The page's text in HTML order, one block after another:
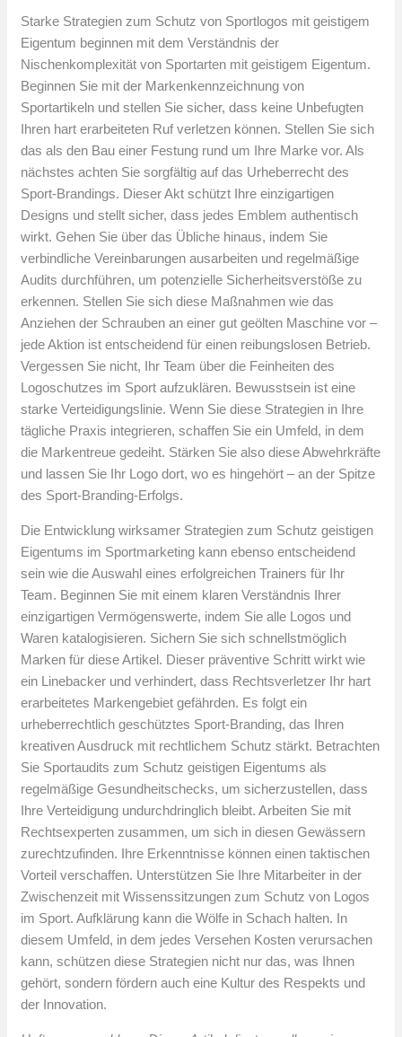
Starke Strategien zum Schutz von Sportlogos mit geistigem
Eigentum beginnen mit dem Verständnis der
Nischenkomplexität von Sportarten mit geistigem Eigentum.
Beginnen Sie mit der Markenkennzeichnung von
Sportartikeln und stellen Sie sicher, dass keine Unbefugten
Ihren hart erarbeiteten Ruf verletzen können. Stellen Sie sich
das als den Bau einer Festung rund um Ihre Marke vor. Als
nächstes achten Sie sorgfältig auf das Urheberrecht des
Sport-Brandings. Dieser Akt schützt Ihre einzigartigen
Designs und stellt sicher, dass jedes Emblem authentisch
wirkt. Gehen Sie über das Übliche hinaus, indem Sie
verbindliche Vereinbarungen ausarbeiten und regelmäßige
Audits durchführen, um potenzielle Sicherheitsverstöße zu
erkennen. Stellen Sie sich diese Maßnahmen wie das
Anziehen der Schrauben an einer gut geölten Maschine vor –
jede Aktion ist entscheidend für einen reibungslosen Betrieb.
Vergessen Sie nicht, Ihr Team über die Feinheiten des
Logoschutzes im Sport aufzuklären. Bewusstsein ist eine
starke Verteidigungslinie. Wenn Sie diese Strategien in Ihre
tägliche Praxis integrieren, schaffen Sie ein Umfeld, in dem
die Markentreue gedeiht. Stärken Sie also diese Abwehrkräfte
und lassen Sie Ihr Logo dort, wo es hingehört – an der Spitze
des Sport-Branding-Erfolgs.
Die Entwicklung wirksamer Strategien zum Schutz geistigen
Eigentums im Sportmarketing kann ebenso entscheidend
sein wie die Auswahl eines erfolgreichen Trainers für Ihr
Team. Beginnen Sie mit einem klaren Verständnis Ihrer
einzigartigen Vermögenswerte, indem Sie alle Logos und
Waren katalogisieren. Sichern Sie sich schnellstmöglich
Marken für diese Artikel. Dieser präventive Schritt wirkt wie
ein Linebacker und verhindert, dass Rechtsverletzer Ihr hart
erarbeitetes Markengebiet gefährden. Es folgt ein
urheberrechtlich geschütztes Sport-Branding, das Ihren
kreativen Ausdruck mit rechtlichem Schutz stärkt. Betrachten
Sie Sportaudits zum Schutz geistigen Eigentums als
regelmäßige Gesundheitschecks, um sicherzustellen, dass
Ihre Verteidigung undurchdringlich bleibt. Arbeiten Sie mit
Rechtsexperten zusammen, um sich in diesen Gewässern
zurechtzufinden. Ihre Erkenntnisse können einen taktischen
Vorteil verschaffen. Unterstützen Sie Ihre Mitarbeiter in der
Zwischenzeit mit Wissenssitzungen zum Schutz von Logos
im Sport. Aufklärung kann die Wölfe in Schach halten. In
diesem Umfeld, in dem jedes Versehen Kosten verursachen
kann, schützen diese Strategien nicht nur das, was Ihnen
gehört, sondern fördern auch eine Kultur des Respekts und
der Innovation.